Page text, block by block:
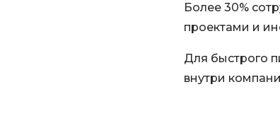
Более 30%
проектами и
Для быстрого
внутри